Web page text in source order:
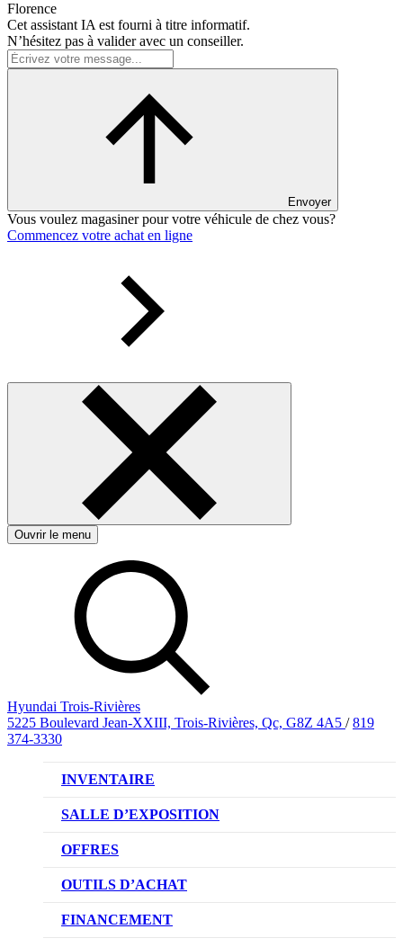
Florence
Cet assistant IA est fourni à titre informatif.
N’hésitez pas à valider avec un conseiller.
Envoyer
Vous voulez magasiner pour votre véhicule de chez vous?
Commencez votre achat en ligne
Ouvrir le menu
Hyundai Trois-Rivières
5225 Boulevard Jean-XXIII, Trois-Rivières, Qc, G8Z 4A5 / 819
374-3330
INVENTAIRE
VÉHICULES NEUFS
VÉHICULES D’OCCASION
SALLE D’EXPOSITION
OFFRES
OFFRE DE VÉHICULES NEUFS
OFFRES DU CONCESSIONNAIRE
OUTILS D’ACHAT
CL!QUEZ ET ACHETEZ HYUNDAI
FINANCEMENT